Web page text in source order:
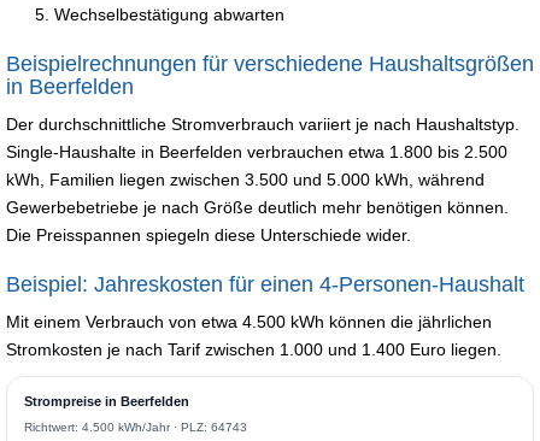
Wechselbestätigung abwarten
Beispielrechnungen für verschiedene Haushaltsgrößen
in Beerfelden
Der durchschnittliche Stromverbrauch variiert je nach Haushaltstyp.
Single-Haushalte in Beerfelden verbrauchen etwa 1.800 bis 2.500
kWh, Familien liegen zwischen 3.500 und 5.000 kWh, während
Gewerbebetriebe je nach Größe deutlich mehr benötigen können.
Die Preisspannen spiegeln diese Unterschiede wider.
Beispiel: Jahreskosten für einen 4-Personen-Haushalt
Mit einem Verbrauch von etwa 4.500 kWh können die jährlichen
Stromkosten je nach Tarif zwischen 1.000 und 1.400 Euro liegen.
Strompreise in Beerfelden
Richtwert: 4.500 kWh/Jahr · PLZ: 64743